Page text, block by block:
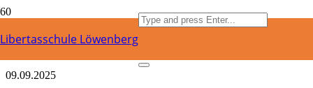
Libertasschule Löwenberg
Wettbewerb 1
09.09.2025